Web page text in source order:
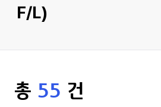
F/L)
총 55 건